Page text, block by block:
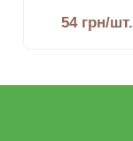
54 грн/шт.